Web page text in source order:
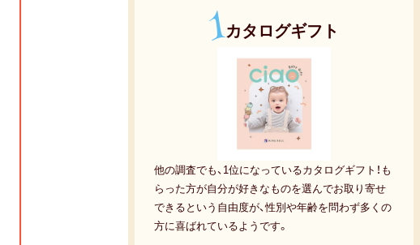
1カタログギフト
他の調査でも、1位になっているカタログギフト！も
らった方が自分が好きなものを選んでお取り寄せ
できるという自由度が、性別や年齢を問わず多くの
方に喜ばれているようです。